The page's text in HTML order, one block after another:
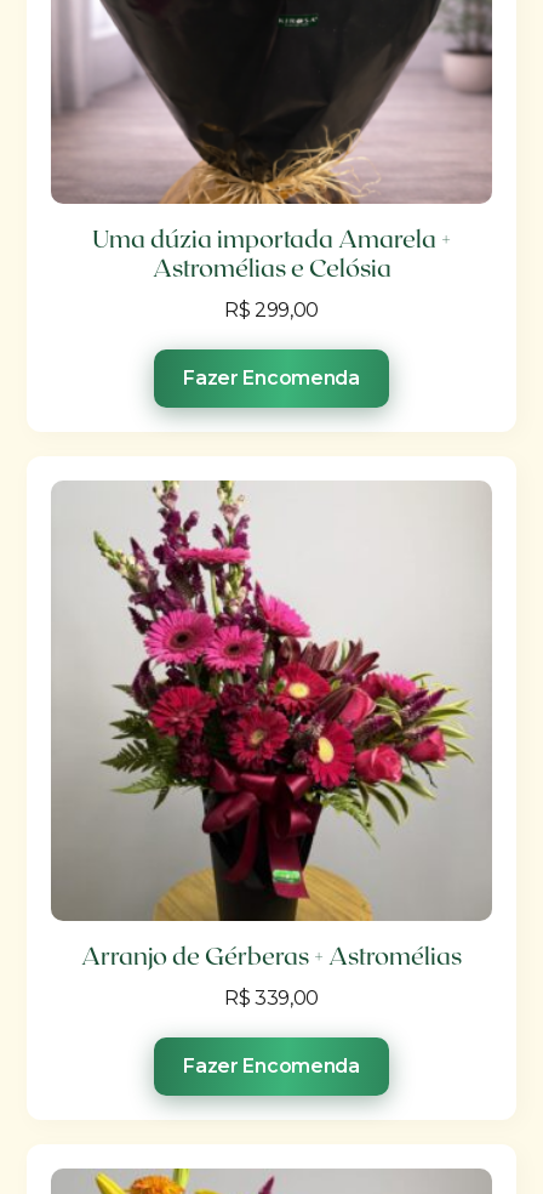
Uma dúzia importada Amarela +
Astromélias e Celósia
R$ 299,00
Fazer Encomenda
Arranjo de Gérberas + Astromélias
R$ 339,00
Fazer Encomenda